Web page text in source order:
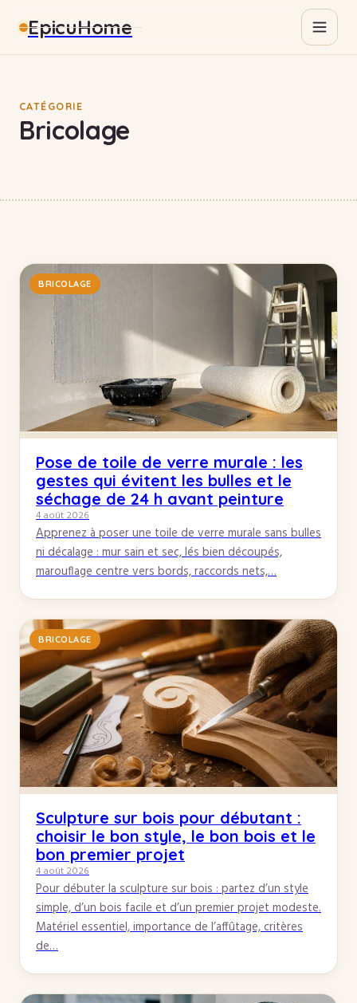
EpicuHome
Gastronomie
Maison
Bricolage
CATÉGORIE
Bricolage
BRICOLAGE
Pose de toile de verre murale : les
gestes qui évitent les bulles et le
séchage de 24 h avant peinture
4 août 2026
Apprenez à poser une toile de verre murale sans bulles
ni décalage : mur sain et sec, lés bien découpés,
marouflage centre vers bords, raccords nets,…
BRICOLAGE
Sculpture sur bois pour débutant :
choisir le bon style, le bon bois et le
bon premier projet
4 août 2026
Pour débuter la sculpture sur bois : partez d’un style
simple, d’un bois facile et d’un premier projet modeste.
Matériel essentiel, importance de l’affûtage, critères
de…